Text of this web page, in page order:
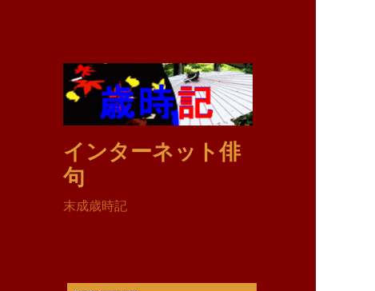
インターネット俳
句
末成歳時記